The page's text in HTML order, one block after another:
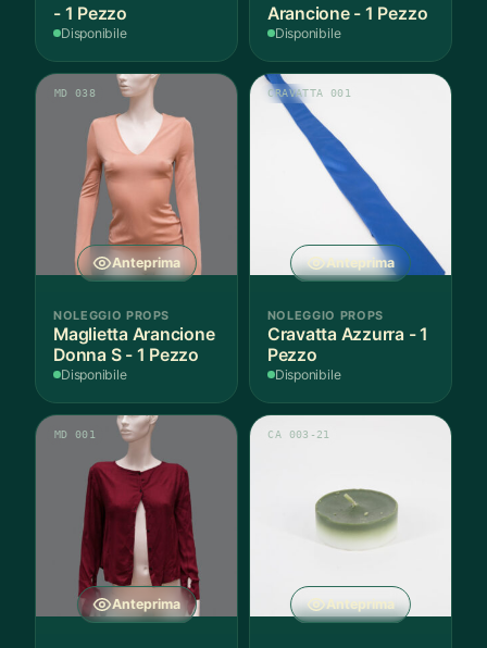
- 1 Pezzo
Disponibile
Arancione - 1 Pezzo
Disponibile
Anteprima
MD 038
NOLEGGIO PROPS
Maglietta Arancione
Donna S - 1 Pezzo
Disponibile
Anteprima
CRAVATTA 001
NOLEGGIO PROPS
Cravatta Azzurra - 1
Pezzo
Disponibile
Anteprima
MD 001
Anteprima
CA 003-21